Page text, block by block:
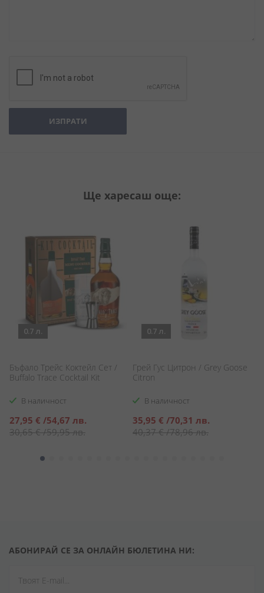
ИЗПРАТИ
Ще харесаш още:
0.7 л.
Бъфало Трейс Коктейл Сет /
Buffalo Trace Cocktail Kit
В наличност
Специална
цена
27,95 € /54,67 лв.
30,65 €/59,95 лв.
0.7 л.
Грей Гус Цитрон / Grey Goose
Citron
В наличност
Специална
цена
35,95 € /70,31 лв.
40,37 €/78,96 лв.
АБОНИРАЙ СЕ ЗА ОНЛАЙН БЮЛЕТИНА НИ: